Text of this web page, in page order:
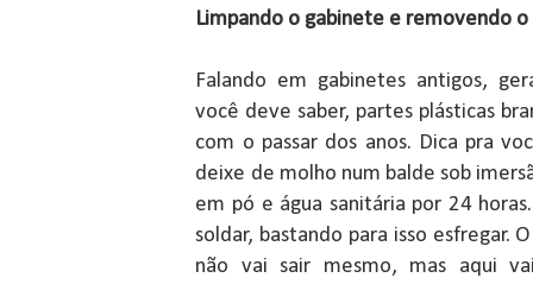
Limpando o gabinete e removendo
Falando em gabinetes antigos,
você deve saber, partes plásticas
com o passar dos anos. Dica pra
deixe de molho num balde sob
em pó e água sanitária por 24
soldar, bastando para isso esfregar.
não vai sair mesmo, mas aqui